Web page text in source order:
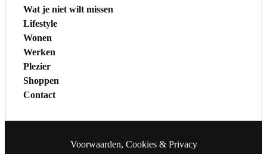
Wat je niet wilt missen
Lifestyle
Wonen
Werken
Plezier
Shoppen
Contact
Voorwaarden, Cookies & Privacy